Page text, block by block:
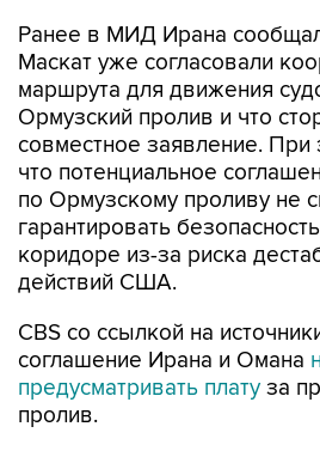
Ранее в МИД Ирана
Маскат уже согласовали
маршрута для движения
Ормузский пролив и что
совместное заявление. При
что потенциальное
по Ормузскому проливу не
гарантировать
коридоре из-за риска
действий США.
CBS со ссылкой на
соглашение Ирана и Омана
предусматривать плату за
пролив.